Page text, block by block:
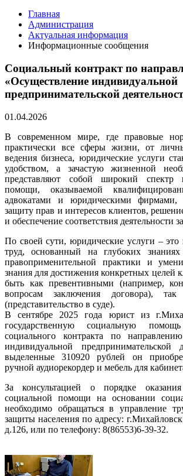
Главная
Администрация
Актуальная информация
Информационные сообщения
Социальный контракт по
«Осуществление индивидуальной
предпринимательской
01.04.2026
В современном мире, где правовые
практически все сферы жизни, от
ведения бизнеса, юридические услуги
удобством, а зачастую жизненной
представляют собой широкий спектр
помощи, оказываемой
адвокатами и юридическими фирмами,
защиту прав и интересов клиентов,
и обеспечение соответствия деятельности
По своей сути, юридические услуги – это
труд, основанный на глубоких знаниях
правоприменительной практики и
знания для достижения конкретных целей
быть как превентивными (например,
вопросам заключения договора),
(представительство в суде).
В сентябре 2025 года юрист из
государственную социальную
социального контракта по
индивидуальной предпринимательской
выделенные 310920 рублей он
ручной аудиорекордер и мебель для
За консультацией о порядке оказания
социальной помощи на основании
необходимо обращаться в управление
защиты населения по адресу:
д.126, или по телефону: 8(86553)6-39-32.